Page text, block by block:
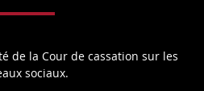
de la Cour de cassation sur les
sociaux.